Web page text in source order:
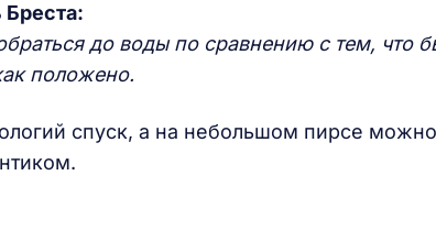
до воды по сравнению с тем, что
положено.
спуск, а на небольшом пирсе